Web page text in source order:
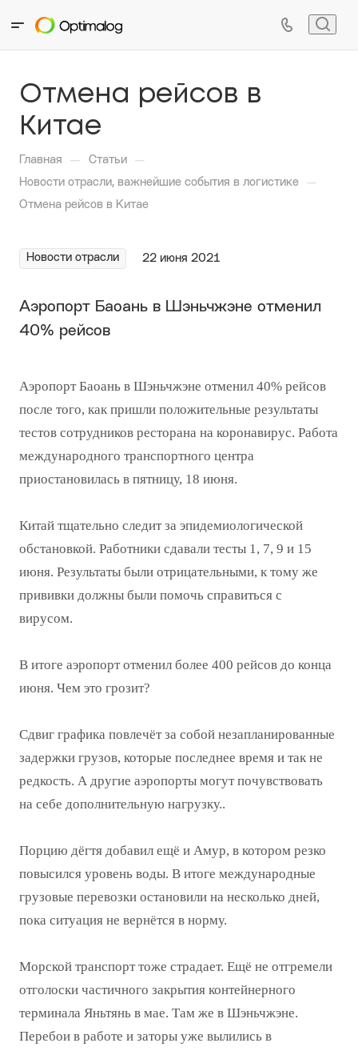
Отмена рейсов в
Китае
Главная — Статьи —
Новости отрасли, важнейшие события в логистике —
Отмена рейсов в Китае
Новости отрасли 22 июня 2021
Аэропорт Баоань в Шэньчжэне отменил
40% рейсов
Аэропорт Баоань в Шэньчжэне отменил 40% рейсов
после того, как пришли положительные результаты
тестов сотрудников ресторана на коронавирус. Работа
международного транспортного центра
приостановилась в пятницу, 18 июня.
Китай тщательно следит за эпидемиологической
обстановкой. Работники сдавали тесты 1, 7, 9 и 15
июня. Результаты были отрицательными, к тому же
прививки должны были помочь справиться с
вирусом.
В итоге аэропорт отменил более 400 рейсов до конца
июня. Чем это грозит?
Сдвиг графика повлечёт за собой незапланированные
задержки грузов, которые последнее время и так не
редкость. А другие аэропорты могут почувствовать
на себе дополнительную нагрузку..
Порцию дёгтя добавил ещё и Амур, в котором резко
повысился уровень воды. В итоге международные
грузовые перевозки остановили на несколько дней,
пока ситуация не вернётся в норму.
Морской транспорт тоже страдает. Ещё не отгремели
отголоски частичного закрытия контейнерного
терминала Яньтянь в мае. Там же в Шэньчжэне.
Перебои в работе и заторы уже вылились в